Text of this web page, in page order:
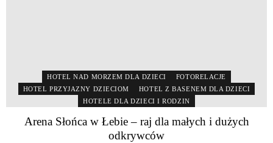
HOTEL NAD MORZEM DLA DZIECI
FOTORELACJE
HOTEL PRZYJAZNY DZIECIOM
HOTEL Z BASENEM DLA DZIECI
HOTELE DLA DZIECI I RODZIN
Arena Słońca w Łebie – raj dla małych i dużych
odkrywców